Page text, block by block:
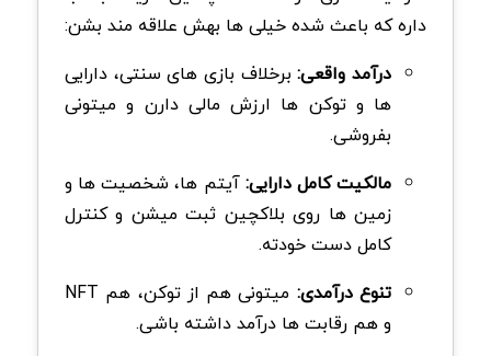
داره که باعث شده خیلی ها بهش علاقه مند بشن:
درآمد واقعی:برخلاف بازی های سنتی، دارایی
ها و توکن ها ارزش مالی دارن و میتونی
بفروشی.
مالکیت کامل دارایی:آیتم ها، شخصیت ها و
زمین ها روی بلاکچین ثبت میشن و کنترل
کامل دست خودته.
تنوع درآمدی:
میتونی هم از توکن، هم NFT
و هم رقابت ها درآمد داشته باشی.